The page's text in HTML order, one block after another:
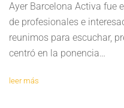
Ayer Barcelona Activa fue
de profesionales e
reunimos para escuchar,
centró en la ponencia…
leer más